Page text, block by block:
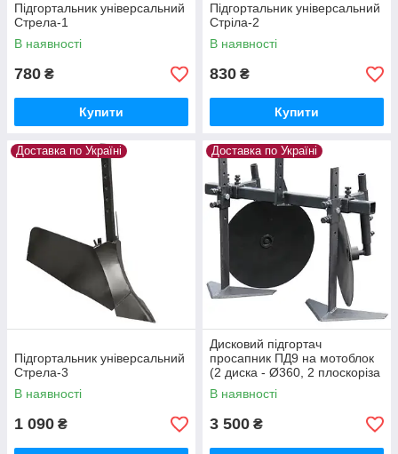
Підгортальник універсальний
Стрела-1
В наявності
780 ₴
Купити
Підгортальник універсальний
Стріла-2
В наявності
830 ₴
Купити
Доставка по Україні
Підгортальник універсальний
Стрела-3
В наявності
1 090 ₴
Доставка по Україні
Дисковий підгортач
просапник ПД9 на мотоблок
(2 диска - Ø360, 2 плоскоріза
320мм, сцепка подвійна
(економ)
В наявності
3 500 ₴